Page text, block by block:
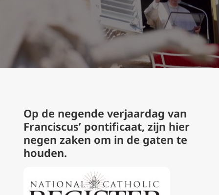
Op de negende verjaardag van
Franciscus’ pontificaat, zijn hier
negen zaken om in de gaten te
houden.